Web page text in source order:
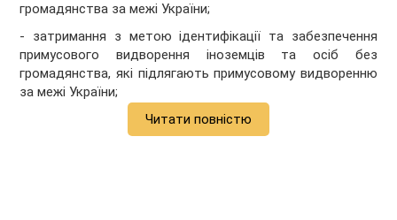
громадянства за межі України;
- затримання з метою ідентифікації та забезпечення
примусового видворення іноземців та осіб без
громадянства, які підлягають примусовому видворенню
за межі України;
Читати повністю